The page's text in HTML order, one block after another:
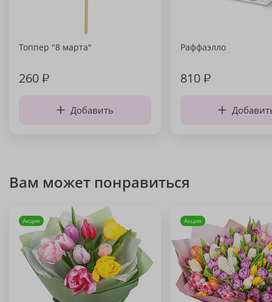
Топпер "8 марта"
260₽
Добавить
Раффаэлло
810₽
Вам может понравиться
Акция Акция